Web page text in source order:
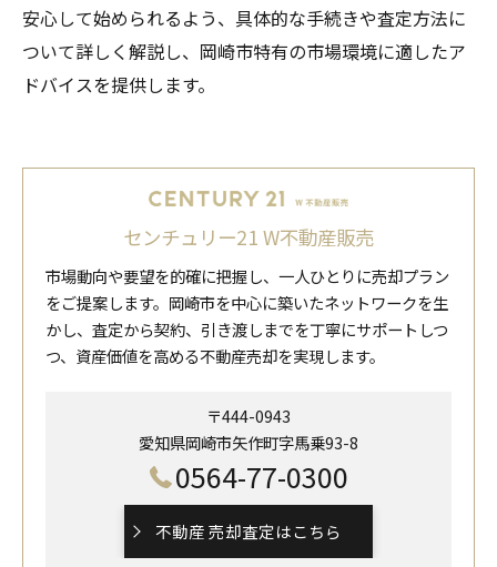
安心して始められるよう、具体的な手続きや査定方法に
ついて詳しく解説し、岡崎市特有の市場環境に適したア
ドバイスを提供します。
センチュリー21 W不動産販売
市場動向や要望を的確に把握し、一人ひとりに売却プラン
をご提案します。岡崎市を中心に築いたネットワークを生
かし、査定から契約、引き渡しまでを丁寧にサポートしつ
つ、資産価値を高める不動産売却を実現します。
〒444-0943
愛知県岡崎市矢作町字馬乗93-8
0564-77-0300
不動産 売却査定はこちら